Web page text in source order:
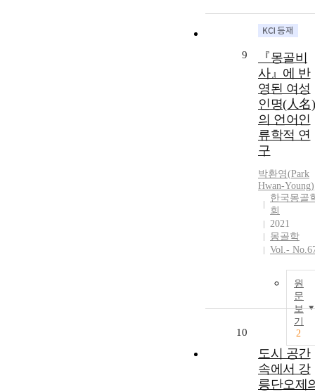
9
『몽골비
사』에 반
영된 여성
인명(人名)
의 언어인
류학적 연
구
박환영(Park
Hwan-Young)
한국몽골
회
2021
몽골학
Vol.-
원
문
보
기
2
10
도시 공간
속에서 강
릉단오제